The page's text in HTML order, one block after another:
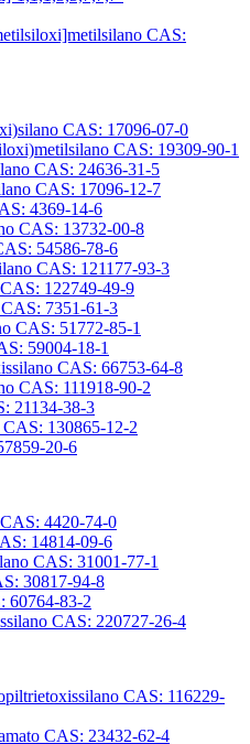
CAS:
CAS: 17096-07-0
CAS: 19309-90-1
CAS: 24636-31-5
CAS: 17096-12-7
4369-14-6
CAS: 13732-00-8
54586-78-6
CAS: 121177-93-3
122749-49-9
7351-61-3
CAS: 51772-85-1
59004-18-1
CAS: 66753-64-8
CAS: 111918-90-2
21134-38-3
130865-12-2
20-6
4420-74-0
14814-09-6
CAS: 31001-77-1
30817-94-8
60764-83-2
CAS: 220727-26-4
CAS: 116229-
CAS: 23432-62-4